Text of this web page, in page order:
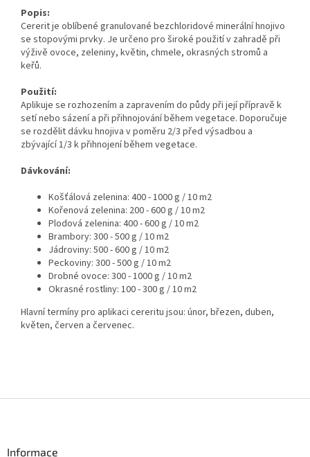
Popis:
Cererit je oblíbené granulované bezchloridové minerální hnojivo
se stopovými prvky. Je určeno pro široké použití v zahradě při
výživě ovoce, zeleniny, květin, chmele, okrasných stromů a
keřů.
Použití:
Aplikuje se rozhozením a zapravením do půdy při její přípravě k
setí nebo sázení a při přihnojování během vegetace. Doporučuje
se rozdělit dávku hnojiva v poměru 2/3 před výsadbou a
zbývající 1/3 k přihnojení během vegetace.
Dávkování:
Košťálová zelenina: 400 - 1000 g / 10 m2
Kořenová zelenina: 200 - 600 g / 10 m2
Plodová zelenina: 400 - 600 g / 10 m2
Brambory: 300 - 500 g / 10 m2
Jádroviny: 500 - 600 g / 10 m2
Peckoviny: 300 - 500 g / 10 m2
Drobné ovoce: 300 - 1000 g / 10 m2
Okrasné rostliny: 100 - 300 g / 10 m2
Hlavní termíny pro aplikaci cereritu jsou: únor, březen, duben,
květen, červen a červenec.
Informace